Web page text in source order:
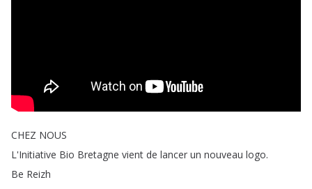
CHEZ NOUS
L'Initiative Bio Bretagne vient de lancer un nouveau logo.
Be Reizh